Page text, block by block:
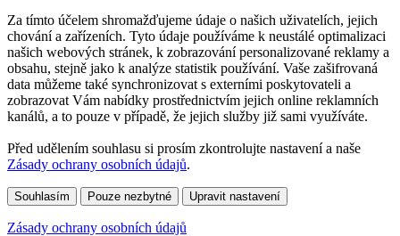
Za tímto účelem shromažďujeme údaje o našich uživatelích, jejich
chování a zařízeních. Tyto údaje používáme k neustálé optimalizaci
našich webových stránek, k zobrazování personalizované reklamy a
obsahu, stejně jako k analýze statistik používání. Vaše zašifrovaná
data můžeme také synchronizovat s externími poskytovateli a
zobrazovat Vám nabídky prostřednictvím jejich online reklamních
kanálů, a to pouze v případě, že jejich služby již sami využíváte.
Před udělením souhlasu si prosím zkontrolujte nastavení a naše
Zásady ochrany osobních údajů.
Souhlasím Pouze nezbytné Upravit nastavení
Zásady ochrany osobních údajů